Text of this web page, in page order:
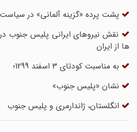
پشت پرده «گزینه آلمانی» در سیاست
نقش نیروهای ایرانی پلیس جنوب در
ها از ایران
به مناسبت کودتای 3 اسفند 1299؛
نشان «پلیس جنوب»
انگلستان، ژاندارمری و پلیس جنوب